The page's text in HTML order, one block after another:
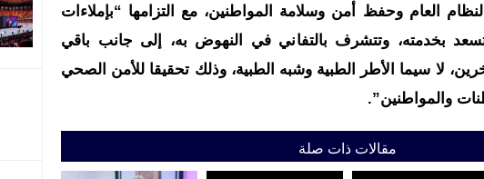
العام وحفظ أمن وسلامة المواطنين، مع التزامها “بإملاءات
بخدمته، وتتشرف بالتفاني في النهوض به، إلى جانب باقي
لا سيما الأطر الطبية وشبه الطبية، وذلك تحقيقا للأمن الصحي
والمواطنين”.
مقالات ذات صلة